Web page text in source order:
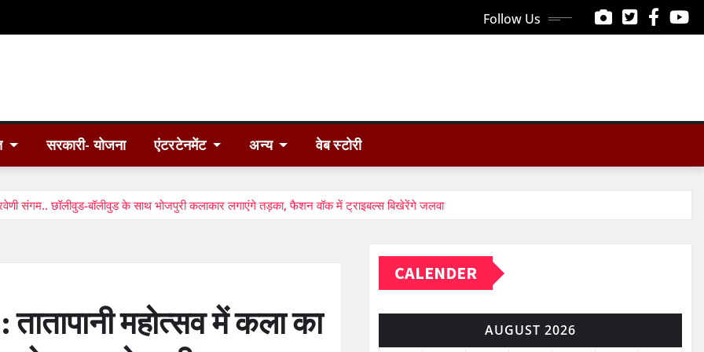
Follow Us
सरकारी- योजना एंटरटेनमेंट अन्य वेब स्टोरी
संगम.. छॉलीवुड-बॉलीवुड के साथ भोजपुरी कलाकार लगाएंगे तड़का, फैशन वॉक में ट्राइबल्स बिखेरेंगे जलवा
महोत्सव में कला का
CALENDER
AUGUST 2026